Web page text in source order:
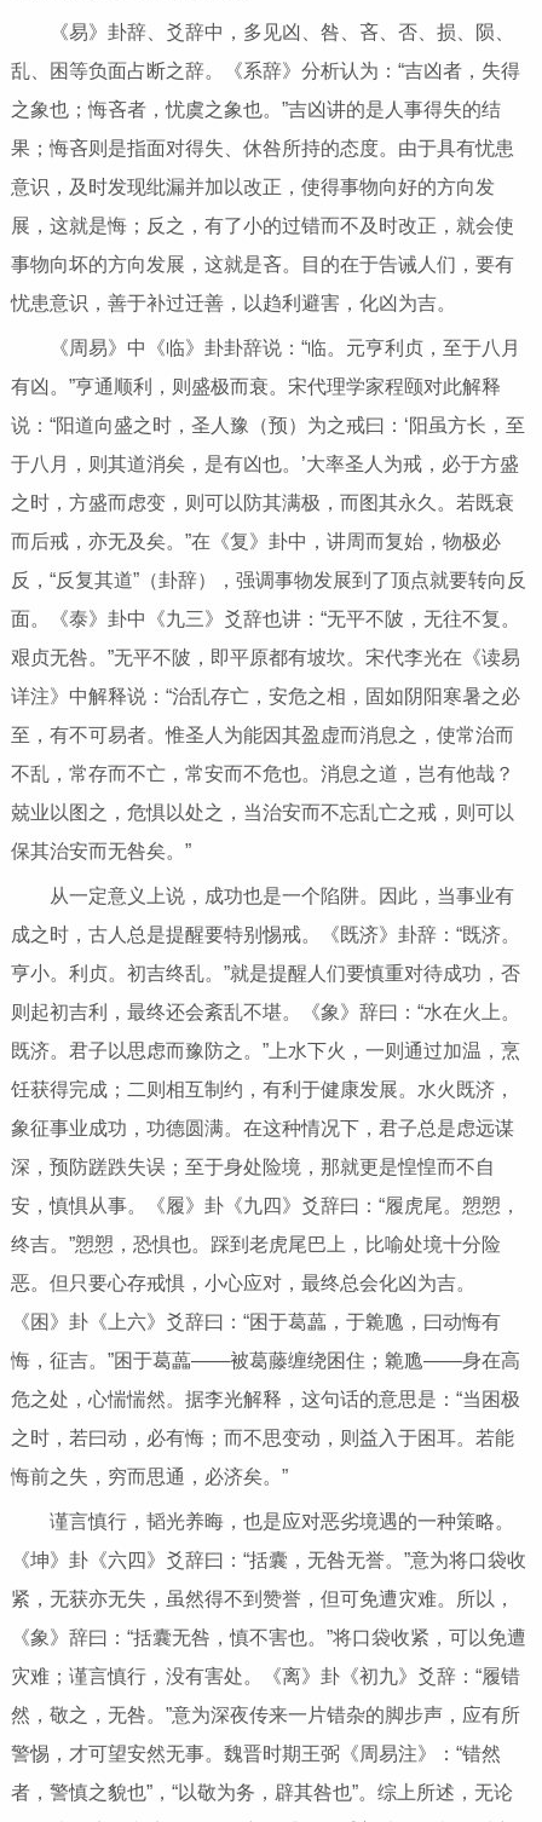
《易》卦辞、爻辞中，多见凶、咎、吝、否、损、陨、
乱、困等负面占断之辞。《系辞》分析认为：“吉凶者，失得
之象也；悔吝者，忧虞之象也。”吉凶讲的是人事得失的结
果；悔吝则是指面对得失、休咎所持的态度。由于具有忧患
意识，及时发现纰漏并加以改正，使得事物向好的方向发
展，这就是悔；反之，有了小的过错而不及时改正，就会使
事物向坏的方向发展，这就是吝。目的在于告诫人们，要有
忧患意识，善于补过迁善，以趋利避害，化凶为吉。
《周易》中《临》卦卦辞说：“临。元亨利贞，至于八月
有凶。”亨通顺利，则盛极而衰。宋代理学家程颐对此解释
说：“阳道向盛之时，圣人豫（预）为之戒曰：‘阳虽方长，至
于八月，则其道消矣，是有凶也。’大率圣人为戒，必于方盛
之时，方盛而虑变，则可以防其满极，而图其永久。若既衰
而后戒，亦无及矣。”在《复》卦中，讲周而复始，物极必
反，“反复其道”（卦辞），强调事物发展到了顶点就要转向反
面。《泰》卦中《九三》爻辞也讲：“无平不陂，无往不复。
艰贞无咎。”无平不陂，即平原都有坡坎。宋代李光在《读易
详注》中解释说：“治乱存亡，安危之相，固如阴阳寒暑之必
至，有不可易者。惟圣人为能因其盈虚而消息之，使常治而
不乱，常存而不亡，常安而不危也。消息之道，岂有他哉？
兢业以图之，危惧以处之，当治安而不忘乱亡之戒，则可以
保其治安而无咎矣。”
从一定意义上说，成功也是一个陷阱。因此，当事业有
成之时，古人总是提醒要特别惕戒。《既济》卦辞：“既济。
亨小。利贞。初吉终乱。”就是提醒人们要慎重对待成功，否
则起初吉利，最终还会紊乱不堪。《象》辞曰：“水在火上。
既济。君子以思虑而豫防之。”上水下火，一则通过加温，烹
饪获得完成；二则相互制约，有利于健康发展。水火既济，
象征事业成功，功德圆满。在这种情况下，君子总是虑远谋
深，预防蹉跌失误；至于身处险境，那就更是惶惶而不自
安，慎惧从事。《履》卦《九四》爻辞曰：“履虎尾。愬愬，
终吉。”愬愬，恐惧也。踩到老虎尾巴上，比喻处境十分险
恶。但只要心存戒惧，小心应对，最终总会化凶为吉。
《困》卦《上六》爻辞曰：“困于葛藟，于臲卼，曰动悔有
悔，征吉。”困于葛藟——被葛藤缠绕困住；臲卼——身在高
危之处，心惴惴然。据李光解释，这句话的意思是：“当困极
之时，若曰动，必有悔；而不思变动，则益入于困耳。若能
悔前之失，穷而思通，必济矣。”
谨言慎行，韬光养晦，也是应对恶劣境遇的一种策略。
《坤》卦《六四》爻辞曰：“括囊，无咎无誉。”意为将口袋收
紧，无获亦无失，虽然得不到赞誉，但可免遭灾难。所以，
《象》辞曰：“括囊无咎，慎不害也。”将口袋收紧，可以免遭
灾难；谨言慎行，没有害处。《离》卦《初九》爻辞：“履错
然，敬之，无咎。”意为深夜传来一片错杂的脚步声，应有所
警惕，才可望安然无事。魏晋时期王弼《周易注》：“错然
者，警慎之貌也”，“以敬为务，辟其咎也”。综上所述，无论